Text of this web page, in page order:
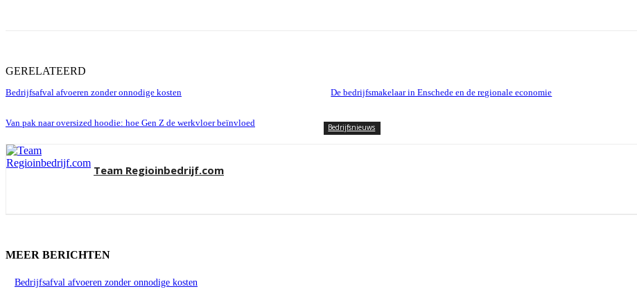
GERELATEERD
Bedrijfsafval afvoeren zonder onnodige kosten De bedrijfsmakelaar in Enschede en de regionale economie
Van pak naar oversized hoodie: hoe Gen Z de werkvloer beïnvloed Bedrijfsnieuws
Team Regioinbedrijf.com
MEER BERICHTEN
Bedrijfsafval afvoeren zonder onnodige kosten